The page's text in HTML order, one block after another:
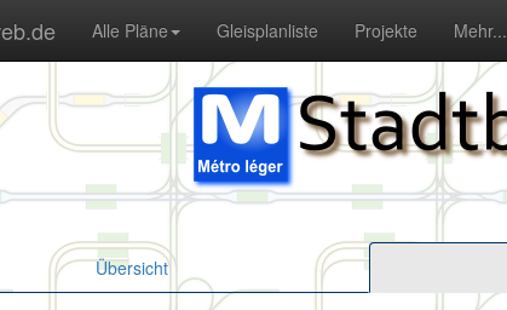
Alle Pläne Gleisplanliste Projekte Mehr...
Übersicht